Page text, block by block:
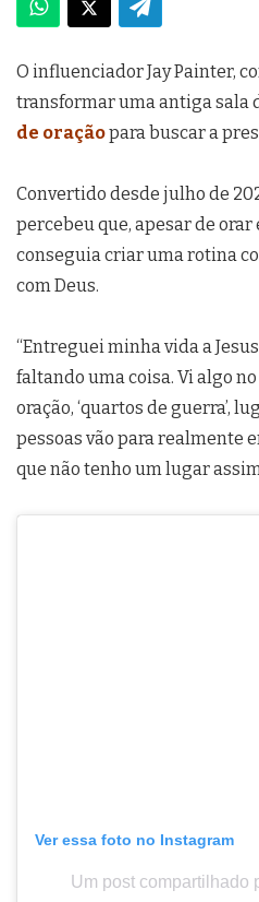
O influenciador Jay Painter,
transformar uma antiga sala
de oraçãopara buscar a
Convertido desde julho de
percebeu que, apesar de orar
conseguia criar uma rotina
com Deus.
“Entreguei minha vida a
faltando uma coisa. Vi algo
oração, ‘quartos de guerra’,
pessoas vão para realmente
que não tenho um lugar
Ver essa foto no Instagram
Um post compartilhado